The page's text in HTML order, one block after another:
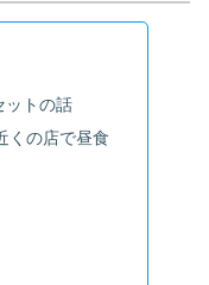
ットの話
くの店で昼食